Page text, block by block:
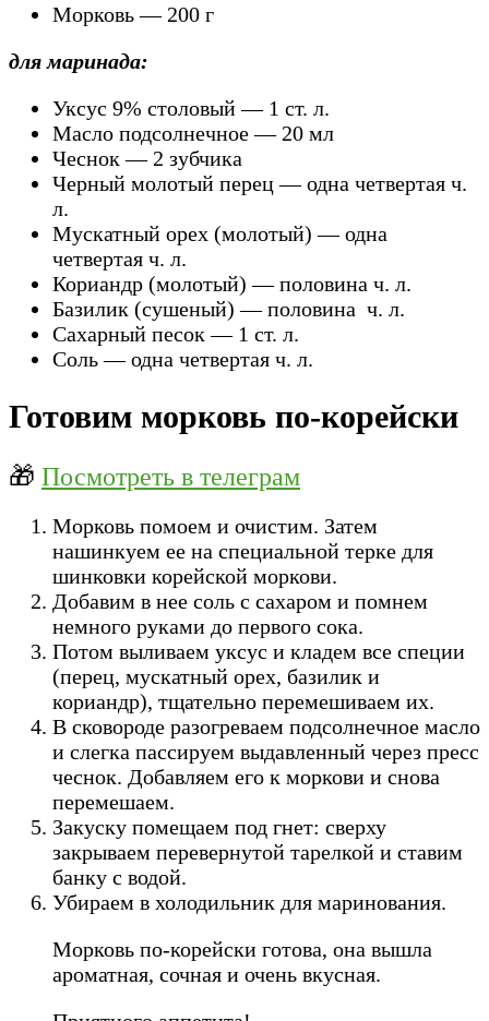
Морковь — 200 г
для маринада:
Уксус 9% столовый — 1 ст. л.
Масло подсолнечное — 20 мл
Чеснок — 2 зубчика
Черный молотый перец — одна четвертая ч.
л.
Мускатный орех (молотый) — одна
четвертая ч. л.
Кориандр (молотый) — половина ч. л.
Базилик (сушеный) — половина ч. л.
Сахарный песок — 1 ст. л.
Соль — одна четвертая ч. л.
Готовим морковь по-корейски
🎁 Посмотреть в телеграм
Морковь помоем и очистим. Затем
нашинкуем ее на специальной терке для
шинковки корейской моркови.
Добавим в нее соль с сахаром и помнем
немного руками до первого сока.
Потом выливаем уксус и кладем все специи
(перец, мускатный орех, базилик и
кориандр), тщательно перемешиваем их.
В сковороде разогреваем подсолнечное масло
и слегка пассируем выдавленный через пресс
чеснок. Добавляем его к моркови и снова
перемешаем.
Закуску помещаем под гнет: сверху
закрываем перевернутой тарелкой и ставим
банку с водой.
Убираем в холодильник для маринования.
Морковь по-корейски готова, она вышла
ароматная, сочная и очень вкусная.